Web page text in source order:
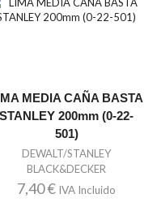
MEDIA CAÑA BASTA
STANLEY 200mm (0-22-
501)
DEWALT/STANLEY
BLACK&DECKER
7,40€ IVA Incluido